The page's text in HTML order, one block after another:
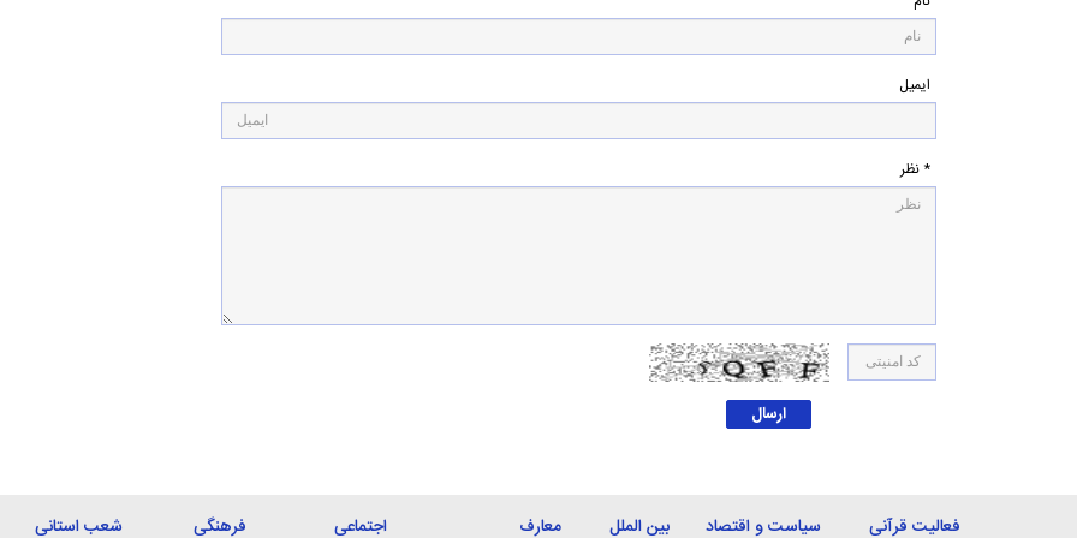
ایمیل
* نظر
فعالیت قرآنی سیاست و اقتصاد بین الملل معارف اجتماعی فرهنگی شعب استانی